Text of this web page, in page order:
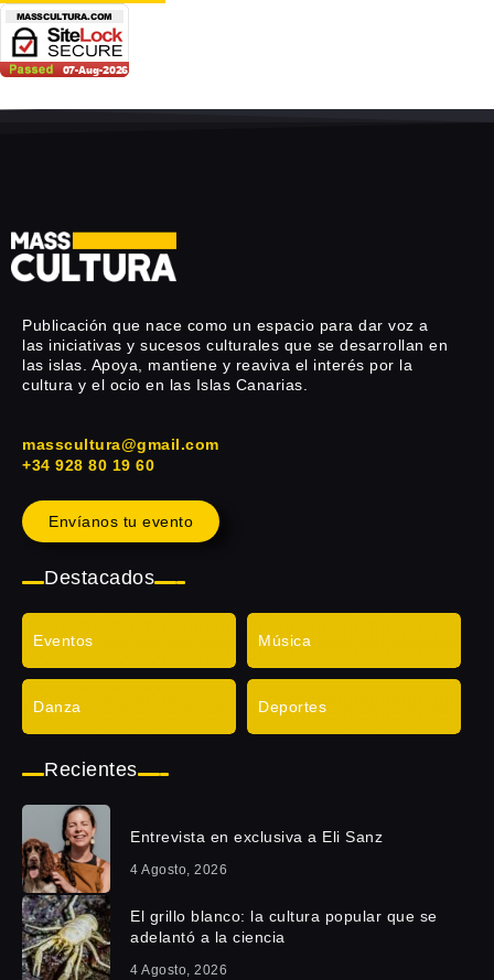
Publicación que nace como un espacio para dar voz a
las iniciativas y sucesos culturales que se desarrollan en
las islas. Apoya, mantiene y reaviva el interés por la
cultura y el ocio en las Islas Canarias.
masscultura@gmail.com
+34 928 80 19 60
Envíanos tu evento
Destacados
Eventos Música
Danza Deportes
Recientes
Entrevista en exclusiva a Eli Sanz
4 Agosto, 2026
El grillo blanco: la cultura popular que se
adelantó a la ciencia
4 Agosto, 2026